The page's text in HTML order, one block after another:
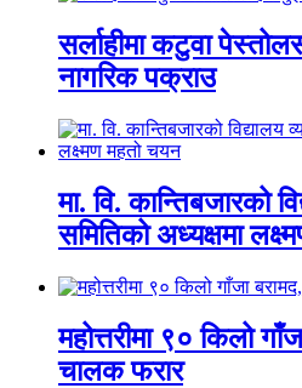
सर्लाहीमा कटुवा
नागरिक पक्राउ
मा. वि. कान्तिबजारको
समितिको अध्यक्षमा
महोत्तरीमा ९० किलो
चालक फरार